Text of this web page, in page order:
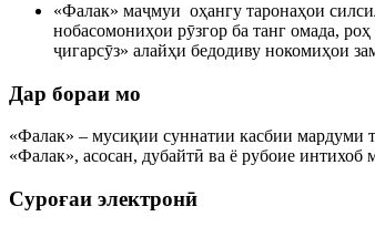
«Фалак» маҷмуи оҳангу таронаҳои
нобасомониҳои рӯзгор ба танг омада,
ҷигарсӯз» алайҳи бедодиву нокомиҳои
Дар бораи мо
«Фалак» – мусиқии суннатии касбии мардуми
«Фалак», асосан, дубайтӣ ва ё рубоие
Суроғаи электронӣ